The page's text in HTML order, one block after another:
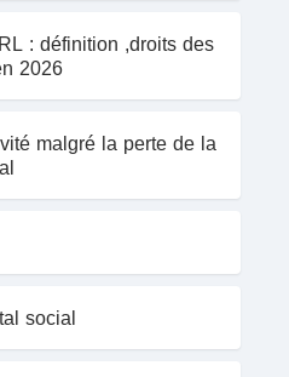
: définition ,droits des
2026
malgré la perte de la
social